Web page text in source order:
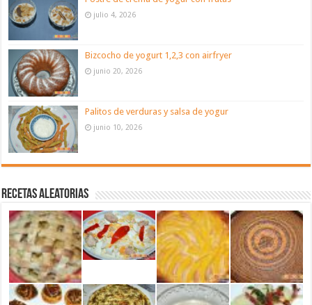
julio 4, 2026
Bizcocho de yogurt 1,2,3 con airfryer
junio 20, 2026
Palitos de verduras y salsa de yogur
junio 10, 2026
Recetas aleatorias